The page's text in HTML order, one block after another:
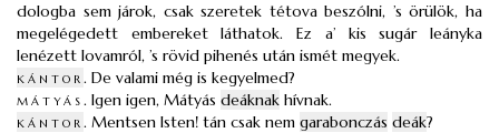
dologba sem járok, csak szeretek tétova beszólni, ’s örülök, ha
megelégedett embereket láthatok. Ez a’ kis sugár leányka
lenézett lovamról, ’s rövid pihenés után ismét megyek.
kántor. De valami még is kegyelmed?
mátyás. Igen igen, Mátyás deáknak hívnak.
kántor. Mentsen Isten! tán csak nem garabonczás deák?